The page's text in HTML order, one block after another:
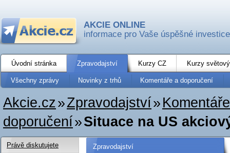
AKCIE ONLINE
informace pro Vaše úspěšné investice
Úvodní stránka Zpravodajství Kurzy CZ Kurzy
Všechny zprávy Novinky z trhů Komentáře a doporučení
Akcie.cz»Zpravodajství»
doporučení»Situace na US
Zpravodajství
Právě diskutujete